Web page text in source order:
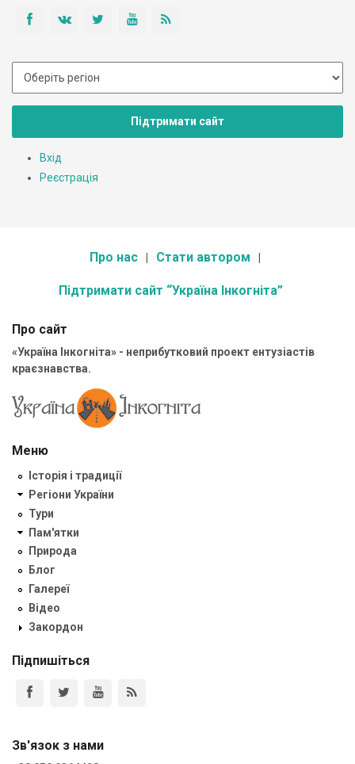
Підтримати сайт
Вхід
Реєстрація
Про нас Стати автором
Підтримати сайт “Україна Інкогніта”
Про сайт
«Україна Інкогніта» - неприбутковий проект ентузіастів
краєзнавства.
Меню
Історія і традиції
Регіони України
Тури
Пам'ятки
Природа
Блог
Галереї
Відео
Закордон
Підпишіться
Зв'язок з нами